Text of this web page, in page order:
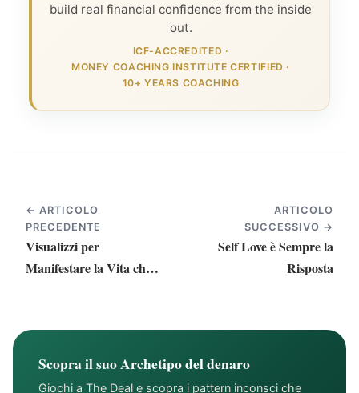
build real financial confidence from the inside
out.
ICF-ACCREDITED ·
MONEY COACHING INSTITUTE CERTIFIED ·
10+ YEARS COACHING
← ARTICOLO
PRECEDENTE
Visualizzi per
Manifestare la Vita che
ARTICOLO
SUCCESSIVO →
Self Love è Sempre la
Risposta
Scopra il suo Archetipo del denaro
Giochi a The Deal e scopra i pattern inconsci che